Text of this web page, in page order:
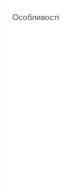
Особливості